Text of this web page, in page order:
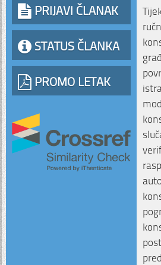
PRIJAVI ČLANAK
STATUS ČLANKA
PROMO LETAK